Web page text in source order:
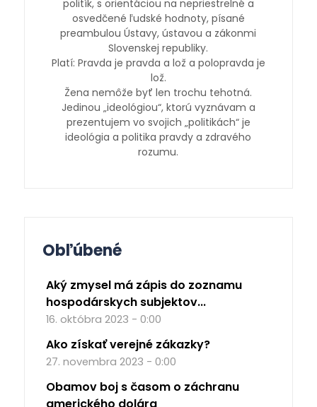
politík, s orientáciou na nepriestrelné a
osvedčené ľudské hodnoty, písané
preambulou Ústavy, ústavou a zákonmi
Slovenskej republiky.
Platí: Pravda je pravda a lož a polopravda je
lož.
Žena nemôže byť len trochu tehotná.
Jedinou „ideológiou“, ktorú vyznávam a
prezentujem vo svojich „politikách“ je
ideológia a politika pravdy a zdravého
rozumu.
Obľúbené
Aký zmysel má zápis do zoznamu
hospodárskych subjektov...
16. októbra 2023 - 0:00
Ako získať verejné zákazky?
27. novembra 2023 - 0:00
Obamov boj s časom o záchranu